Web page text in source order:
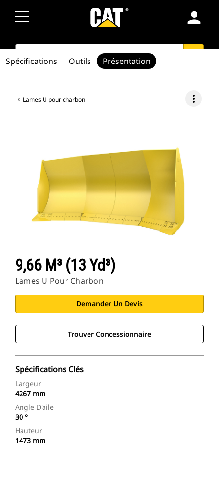
person
SEARCH
Lames U pour charbon more_vert
9,66 M³ (13 Yd³)
Lames U Pour Charbon
Demander Un Devis
Trouver Concessionnaire
Spécifications Clés
Largeur
4267 mm
Angle D'aile
30 °
Hauteur
1473 mm
Spécifications Outils Présentation